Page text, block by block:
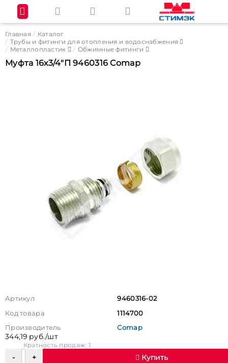
Главная
Каталог
Трубы и фитинги для отопления и водоснабжения
Металлопластик
Обжимные фитинги
Муфта 16х3/4"П 9460316 Comap
Артикул
9460316-02
Код товара
1114700
Производитель
Comap
344,19 руб./шт
Кратность продаж: 1
Купить